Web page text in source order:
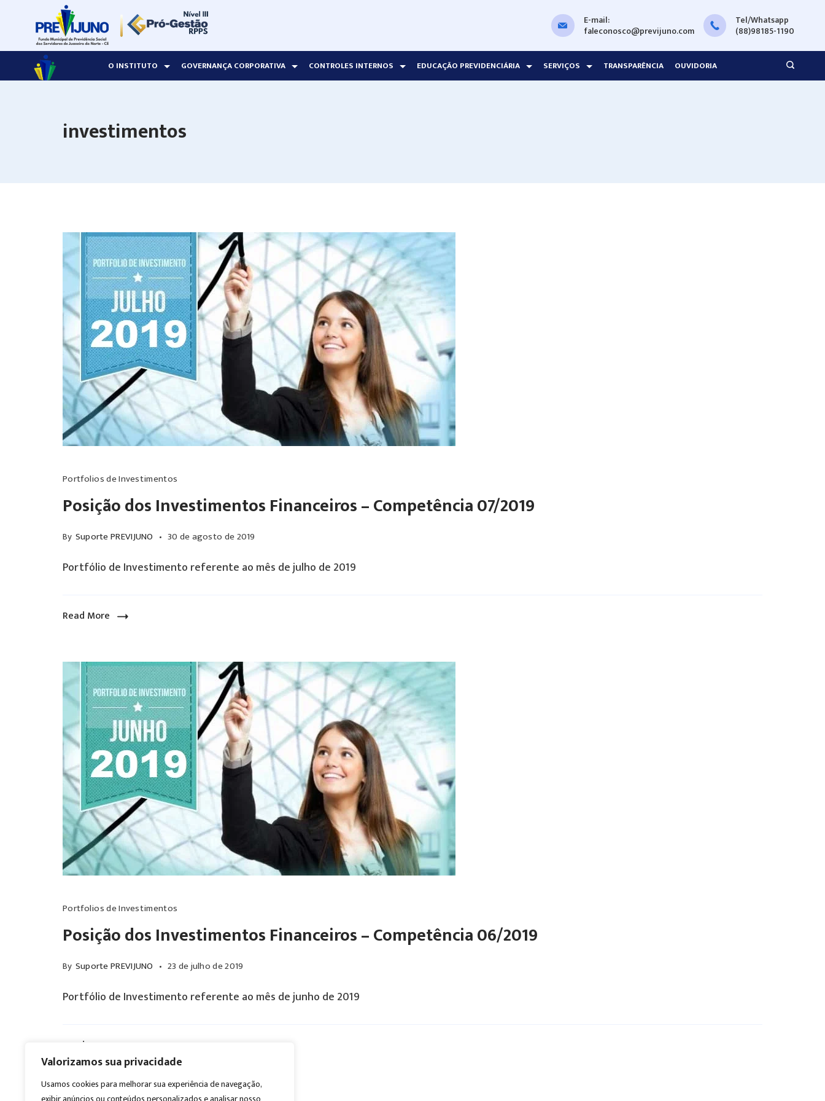
Valorizamos sua privacidade
Usamos cookies para melhorar sua experiência de navegação,
content
E-mail:
faleconosco@previjuno.com
Tel/Whatsapp
(88)98185-1190
O INSTITUTO GOVERNANÇA CORPORATIVA CONTROLES INTERNOS EDUCAÇÃO PREVIDENCIÁRIA SERVIÇOS TRANSPARÊNCIA OUVIDORIA
investimentos
Portfolios de Investimentos
Posição dos Investimentos Financeiros – Competência 07/2019
By Suporte PREVIJUNO 30 de agosto de 2019
Portfólio de Investimento referente ao mês de julho de 2019
Read More
Portfolios de Investimentos
Posição dos Investimentos Financeiros – Competência 06/2019
By Suporte PREVIJUNO 23 de julho de 2019
Portfólio de Investimento referente ao mês de junho de 2019
Read More
Prev 1 2 3